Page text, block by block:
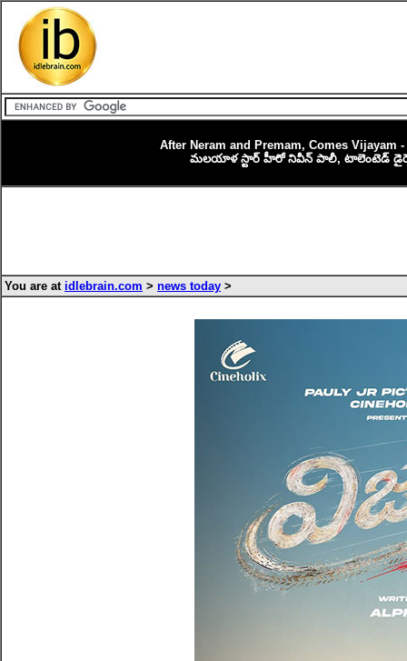
After Neram and Premam, Comes
మలయాళ స్టార్ హీరో నివీన్ పాలీ, టాలెంటెడ్
You are at idlebrain.com > news today >